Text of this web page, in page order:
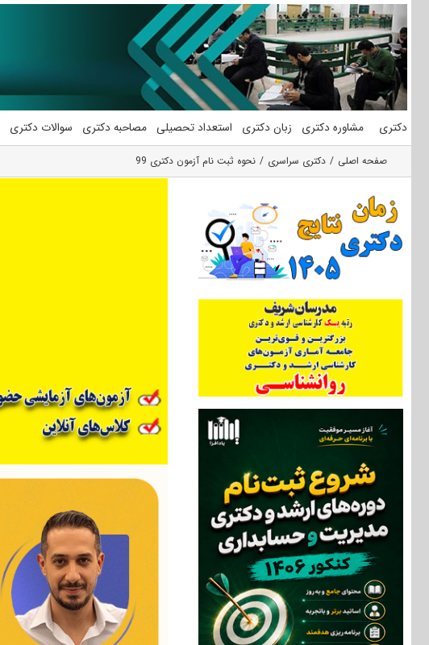
محتوا
دکتری مشاوره دکتری زبان دکتری استعداد تحصیلی مصاحبه دکتری سوالات دکتری
صفحه اصلی دکتری سراسری نحوه ثبت نام آزمون دکتری 99